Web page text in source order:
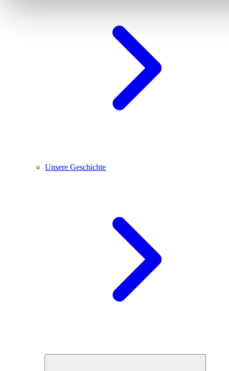
Unsere Geschichte